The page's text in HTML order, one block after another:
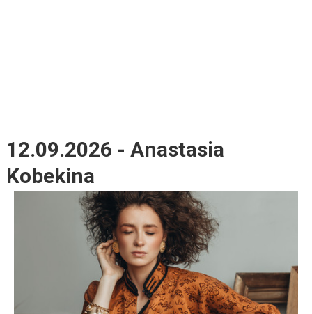
12.09.2026 - Anastasia
Kobekina